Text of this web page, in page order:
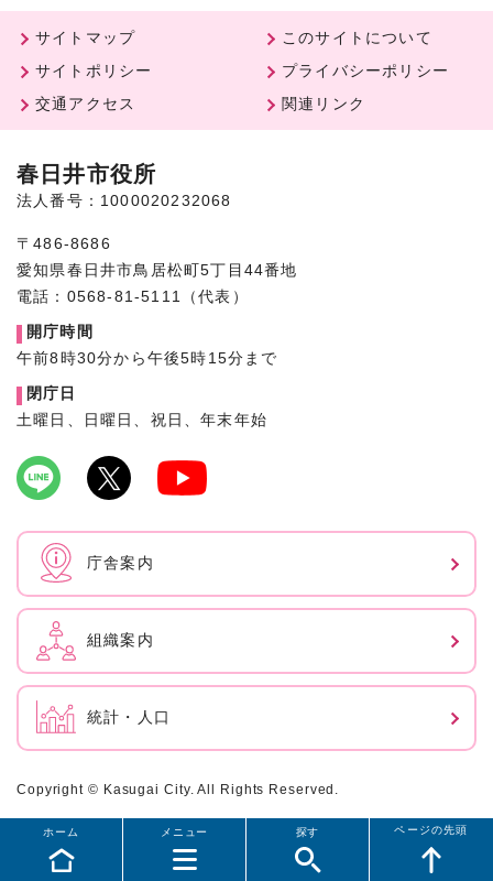
メニュー
ホーム 探す ページの先頭
サイトマップ
このサイトについて
サイトポリシー
プライバシーポリシー
交通アクセス
関連リンク
春日井市役所
法人番号：1000020232068
〒486-8686
愛知県春日井市鳥居松町5丁目44番地
電話：0568-81-5111（代表）
開庁時間
午前8時30分から午後5時15分まで
閉庁日
土曜日、日曜日、祝日、年末年始
庁舎案内
組織案内
統計・人口
Copyright © Kasugai City. All Rights Reserved.